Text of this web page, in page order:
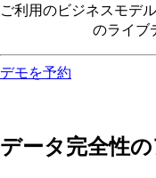
ご利用のビジネスモデ
のライブ
デモを予約
データ完全性